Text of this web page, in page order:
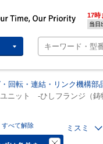
17時
当日
回転・連結・リンク機構部
ユニット -ひしフランジ（
すべて解除 ミスミ